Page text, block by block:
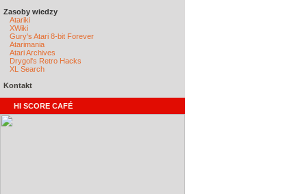
Zasoby wiedzy
Atariki
XWiki
Gury's Atari 8-bit Forever
Atarimania
Atari Archives
Drygol's Retro Hacks
XL Search
Kontakt
HI SCORE CAFÉ